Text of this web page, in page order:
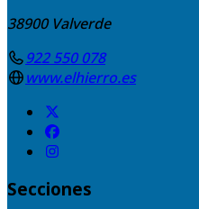
38900 Valverde
922 550 078
www.elhierro.es
Secciones